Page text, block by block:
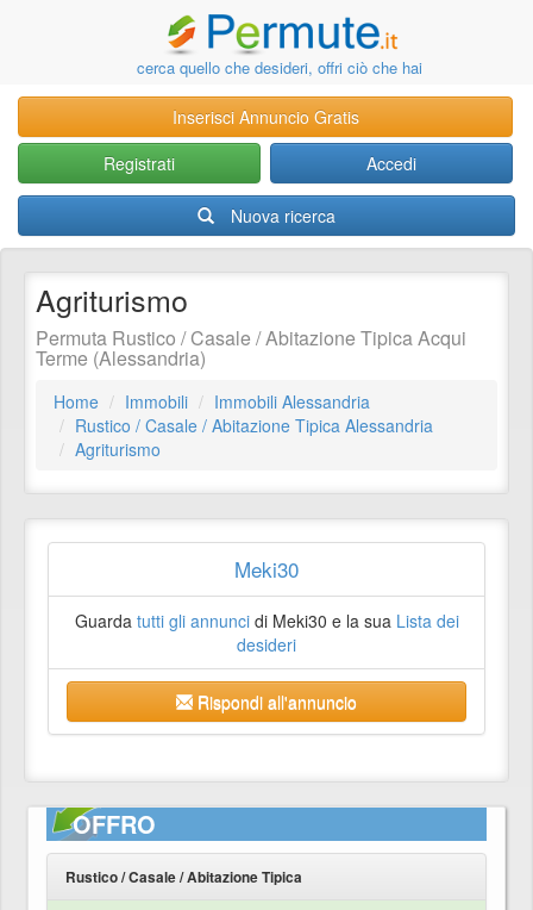
cerca quello che desideri, offri ciò che hai
Inserisci Annuncio Gratis
Registrati
Accedi
Nuova ricerca
Agriturismo
Permuta Rustico / Casale / Abitazione Tipica Acqui
Terme (Alessandria)
Home Immobili
Immobili Alessandria
Rustico / Casale / Abitazione Tipica Alessandria
Agriturismo
Meki30
Guarda tutti gli annuncidi Meki30 e la sua Lista dei
desideri
Rispondi all'annuncio
OFFRO
Rustico / Casale / Abitazione Tipica